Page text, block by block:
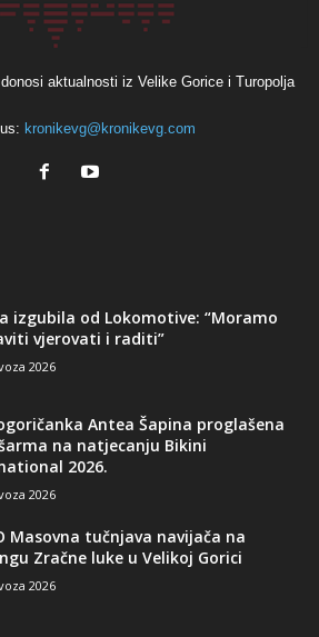
aktualnosti iz Velike Gorice i Turopolja
kronikevg@kronikevg.com
izgubila od Lokomotive: “Moramo
vjerovati i raditi”
2026
Antea Šapina proglašena
na natjecanju Bikini
2026.
2026
Masovna tučnjava navijača na
Zračne luke u Velikoj Gorici
2026